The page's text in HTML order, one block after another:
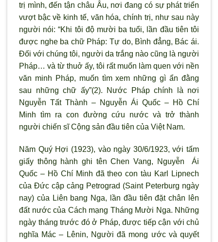
trị mình, đến tận châu Âu, nơi đang có sự phát triển
vượt bậc về kinh tế, văn hóa, chính trị, như sau này
người nói: “Khi tôi độ mười ba tuổi, lần đầu tiên tôi
được nghe ba chữ Pháp: Tự do, Bình đẳng, Bác ái.
Đối với chúng tôi, người da trắng nào cũng là người
Pháp… và từ thuở ấy, tôi rất muốn làm quen với nền
văn minh Pháp, muốn tìm xem những gì ẩn đằng
sau những chữ ấy”(2). Nước Pháp chính là nơi
Nguyễn Tất Thành – Nguyễn Ái Quốc – Hồ Chí
Minh tìm ra con đường cứu nước và trở thành
người chiến sĩ Cộng sản đầu tiên của Việt Nam.
Năm Quý Hợi (1923), vào ngày 30/6/1923, với tấm
giấy thông hành ghi tên Chen Vang, Nguyễn Ái
Quốc – Hồ Chí Minh đã theo con tàu Karl Lipnech
của Đức cập cảng Petrograd (Saint Peterburg ngày
nay) của Liên bang Nga, lần đầu tiên đặt chân lên
đất nước của Cách mạng Tháng Mười Nga. Những
ngày tháng trước đó ở Pháp, được tiếp cận với chủ
nghĩa Mác – Lênin, Người đã mong ước và quyết